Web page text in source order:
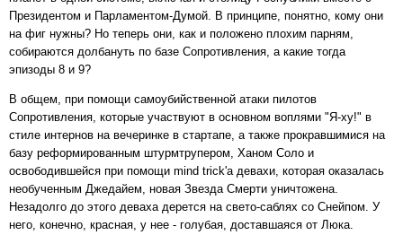
Президентом и Парламентом-Думой. В принципе, понятно, кому они
на фиг нужны? Но теперь они, как и положено плохим парням,
собираются долбануть по базе Сопротивления, а какие тогда
эпизоды 8 и 9?
В общем, при помощи самоубийственной атаки пилотов
Сопротивления, которые участвуют в основном воплями "Я-ху!" в
стиле интернов на вечеринке в стартапе, а также прокравшимися на
базу реформированным штурмтрупером, Ханом Соло и
освободившейся при помощи mind trick'а девахи, которая оказалась
необученным Джедайем, новая Звезда Смерти уничтожена.
Незадолго до этого деваха дерется на свето-саблях со Снейпом. У
него, конечно, красная, у нее - голубая, доставшаяся от Люка.